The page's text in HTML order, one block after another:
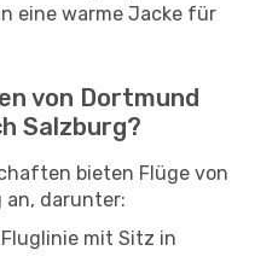
eine warme Jacke für
von Dortmund
Salzburg?
bieten Flüge von
an, darunter:
mit Sitz in